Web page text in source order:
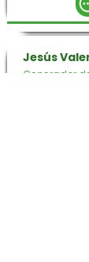
Jesús
Generador